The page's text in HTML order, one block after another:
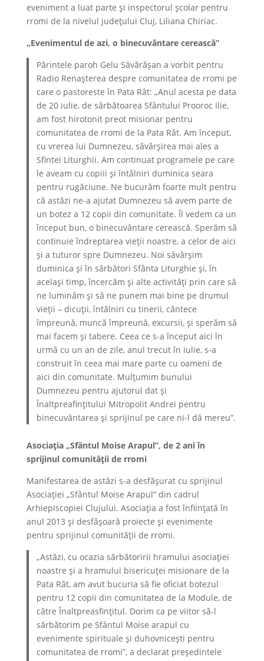
eveniment a luat parte și inspectorul școlar pentru
rromi de la nivelul județului Cluj, Liliana Chiriac.
„Evenimentul de azi, o binecuvântare cerească”
Părintele paroh Gelu Săvărășan a vorbit pentru
Radio Renașterea despre comunitatea de rromi pe
care o pastoreste în Pata Rât: „Anul acesta pe data
de 20 iulie, de sărbătoarea Sfântului Prooroc Ilie,
am fost hirotonit preot misionar pentru
comunitatea de rromi de la Pata Rât. Am început,
cu vrerea lui Dumnezeu, săvârșirea mai ales a
Sfintei Liturghii. Am continuat programele pe care
le aveam cu copiii și întâlniri duminica seara
pentru rugăciune. Ne bucurăm foarte mult pentru
că astăzi ne-a ajutat Dumnezeu să avem parte de
un botez a 12 copii din comunitate. Îl vedem ca un
început bun, o binecuvântare cerească. Sperăm să
continuie îndreptarea vieții noastre, a celor de aici
și a tuturor spre Dumnezeu. Noi săvârșim
duminica și în sărbători Sfânta Liturghie și, în
același timp, încercăm și alte activități prin care să
ne luminăm și să ne punem mai bine pe drumul
vieții – dicuții, întâlniri cu tinerii, cântece
împreună, muncă împreună, excursii, și sperăm să
mai facem și tabere. Ceea ce s-a început aici în
urmă cu un an de zile, anul trecut în iulie, s-a
construit în ceea mai mare parte cu oameni de
aici din comunitate. Mulțumim bunului
Dumnezeu pentru ajutorul dat și
Înaltpreafințitului Mitropolit Andrei pentru
binecuvântarea și sprijinul pe care ni-l dă mereu”.
Asociația „Sfântul Moise Arapul”, de 2 ani în
sprijinul comunității de rromi
Manifestarea de astăzi s-a desfășurat cu sprijinul
Asociației „Sfântul Moise Arapul” din cadrul
Arhiepiscopiei Clujului. Asociația a fost înființată în
anul 2013 și desfășoară proiecte și evenimente
pentru sprijinul comunității de rromi.
„Astăzi, cu ocazia sărbătoririi hramului asociației
noastre și a hramului bisericuței misionare de la
Pata Rât, am avut bucuria să fie oficiat botezul
pentru 12 copii din comunitatea de la Module, de
către Înaltpreasfințitul. Dorim ca pe viitor să-l
sărbătorim pe Sfântul Moise arapul cu
evenimente spirituale și duhovnicești pentru
comunitatea de rromi”, a declarat președintele